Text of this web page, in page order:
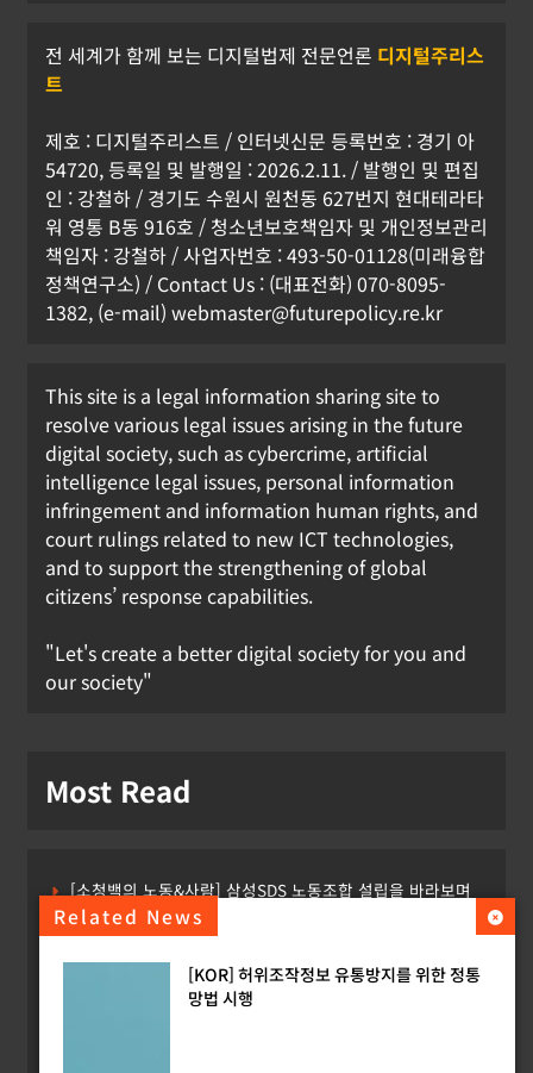
Related News
[KOR] 허위조작정보 유통방지를 위한 정통
망법 시행
전 세계가 함께 보는 디지털법제 전문언론 디지털주리스
트
제호 : 디지털주리스트 / 인터넷신문 등록번호 : 경기 아
54720, 등록일 및 발행일 : 2026.2.11. / 발행인 및 편집
인 : 강철하 / 경기도 수원시 원천동 627번지 현대테라타
워 영통 B동 916호 / 청소년보호책임자 및 개인정보관리
책임자 : 강철하 / 사업자번호 : 493-50-01128(미래융합
정책연구소) / Contact Us : (대표전화) 070-8095-
1382, (e-mail) webmaster@futurepolicy.re.kr
This site is a legal information sharing site to
resolve various legal issues arising in the future
digital society, such as cybercrime, artificial
intelligence legal issues, personal information
infringement and information human rights, and
court rulings related to new ICT technologies,
and to support the strengthening of global
citizens’ response capabilities.
"Let's create a better digital society for you and
our society"
Most Read
[소청백의 노동&사람] 삼성SDS 노동조합 설립을 바라보며
[Russia] 텔레그램 설립자 파벨 두로프 기소
[KOR] ‘AI 데이터센터 얼라이언스’ 출범